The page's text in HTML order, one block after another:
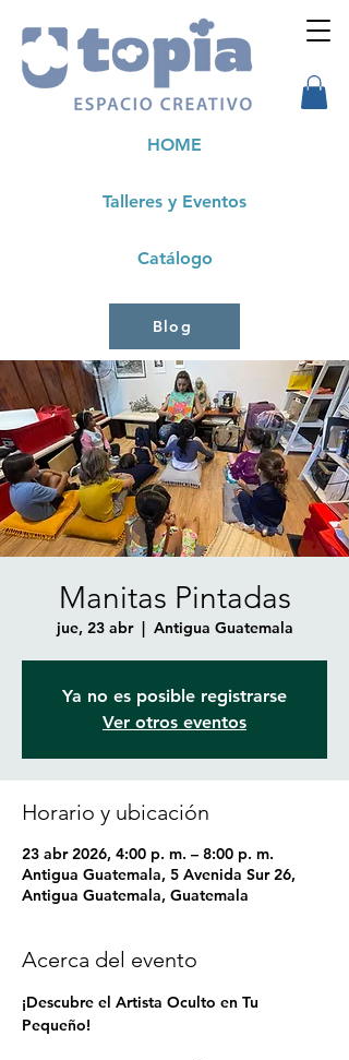
Talleres y Eventos
HOME
Catálogo
Blog
Manitas Pintadas
jue, 23 abr
  |
Antigua Guatemala
Ya no es posible registrarse
Ver otros eventos
Horario y ubicación
23 abr 2026, 4:00 p. m. – 8:00 p. m.
Antigua Guatemala, 5 Avenida Sur 26,
Antigua Guatemala, Guatemala
Acerca del evento
¡Descubre el Artista Oculto en Tu
Pequeño!